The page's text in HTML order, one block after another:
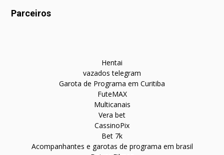
Parceiros
Hentai
vazados telegram
Garota de Programa em Curitiba
FuteMAX
Multicanais
Vera bet
CassinoPix
Bet 7k
Acompanhantes e garotas de programa em brasil